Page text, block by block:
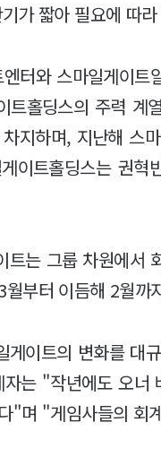
가 짧아 필요에 따
터와 스마일게이
트홀딩스의 주력 계
지하며, 지난해 스
이트홀딩스는 권
트는 그룹 차원에서
부터 이듬해 2월까
게이트의 변화를 대
는 "작년에도 오너
"며 "게임사들의 회